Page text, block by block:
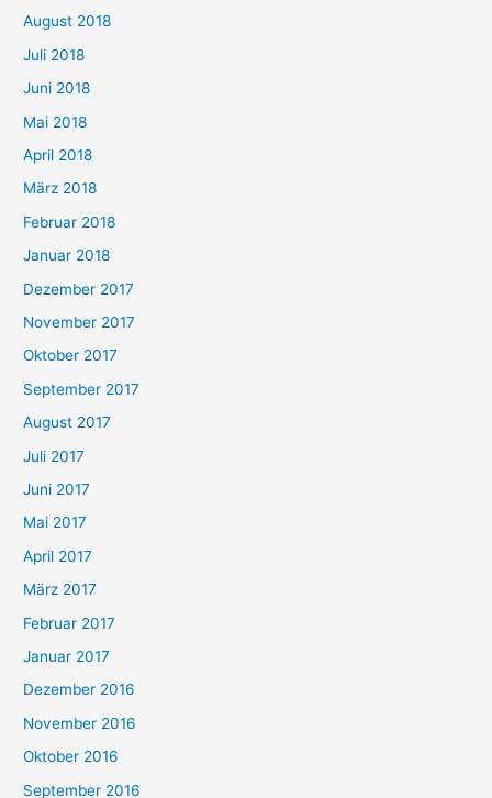
August 2018
Juli 2018
Juni 2018
Mai 2018
April 2018
März 2018
Februar 2018
Januar 2018
Dezember 2017
November 2017
Oktober 2017
September 2017
August 2017
Juli 2017
Juni 2017
Mai 2017
April 2017
März 2017
Februar 2017
Januar 2017
Dezember 2016
November 2016
Oktober 2016
September 2016